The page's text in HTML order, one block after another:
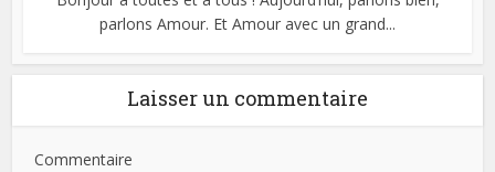
parlons Amour. Et Amour avec un grand...
Laisser un commentaire
Commentaire